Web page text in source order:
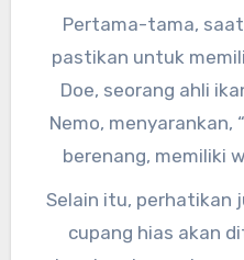
unik. Namun,
memelihara cupang
memilih dan merawat
dan cantik yang
Pertama-tama,
pastikan untuk
Doe, seorang ahli
Nemo, menyarankan,
berenang, memiliki
terlihat lemah atau
bahwa cupang
Selain itu, perhatikan
cupang hias akan